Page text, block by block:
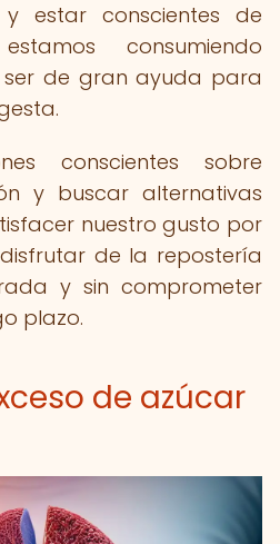
estar conscientes de
consumiendo
de gran ayuda para
conscientes sobre
y buscar alternativas
nuestro gusto por
de la repostería
y sin comprometer
plazo.
de azúcar